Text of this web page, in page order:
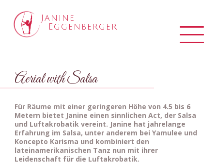
a n i n e
E g g e n b e r g e r
Aerial with Salsa
Für Räume mit einer geringeren Höhe von 4.5 bis 6
Metern bietet Janine einen sinnlichen Act, der Salsa
und Luftakrobatik vereint. Janine hat jahrelange
Erfahrung im Salsa, unter anderem bei Yamulee und
Koncepto Karisma und kombiniert den
lateinamerikanischen Tanz nun mit ihrer
Leidenschaft für die Luftakrobatik.